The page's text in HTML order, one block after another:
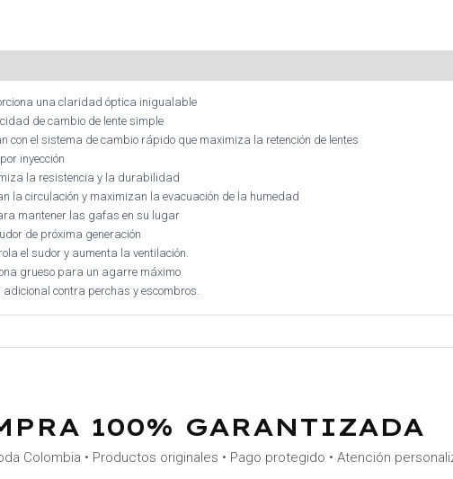
una claridad óptica inigualable
de cambio de lente simple
con el sistema de cambio rápido que maximiza la retención de lentes
inyección
la resistencia y la durabilidad
la circulación y maximizan la evacuación de la humedad
mantener las gafas en su lugar
de próxima generación
el sudor y aumenta la ventilación.
grueso para un agarre máximo
contra perchas y escombros.
100% GARANTIZADA
Colombia • Productos originales • Pago protegido • Atención